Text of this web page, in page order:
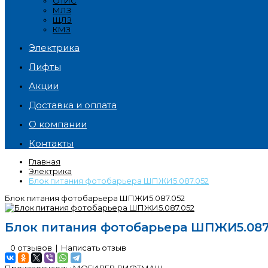
МЛЗ
ЩЛЗ
КМЗ
Электрика
Лифты
Акции
Доставка и оплата
О компании
Контакты
Главная
Электрика
Блок питания фотобарьера ШПЖИ5.087.052
Блок питания фотобарьера ШПЖИ5.087.052
Блок питания фотобарьера
0 отзывов | Написать отзыв